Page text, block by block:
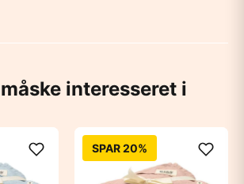
interesseret i
SPAR 20%